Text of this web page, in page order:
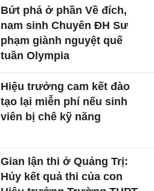
Bứt phá ở phần Về đích,
nam sinh Chuyên ĐH Sư
phạm giành nguyệt quế
tuần Olympia
Hiệu trưởng cam kết đào
tạo lại miễn phí nếu sinh
viên bị chê kỹ năng
Gian lận thi ở Quảng Trị:
Hủy kết quả thi của con